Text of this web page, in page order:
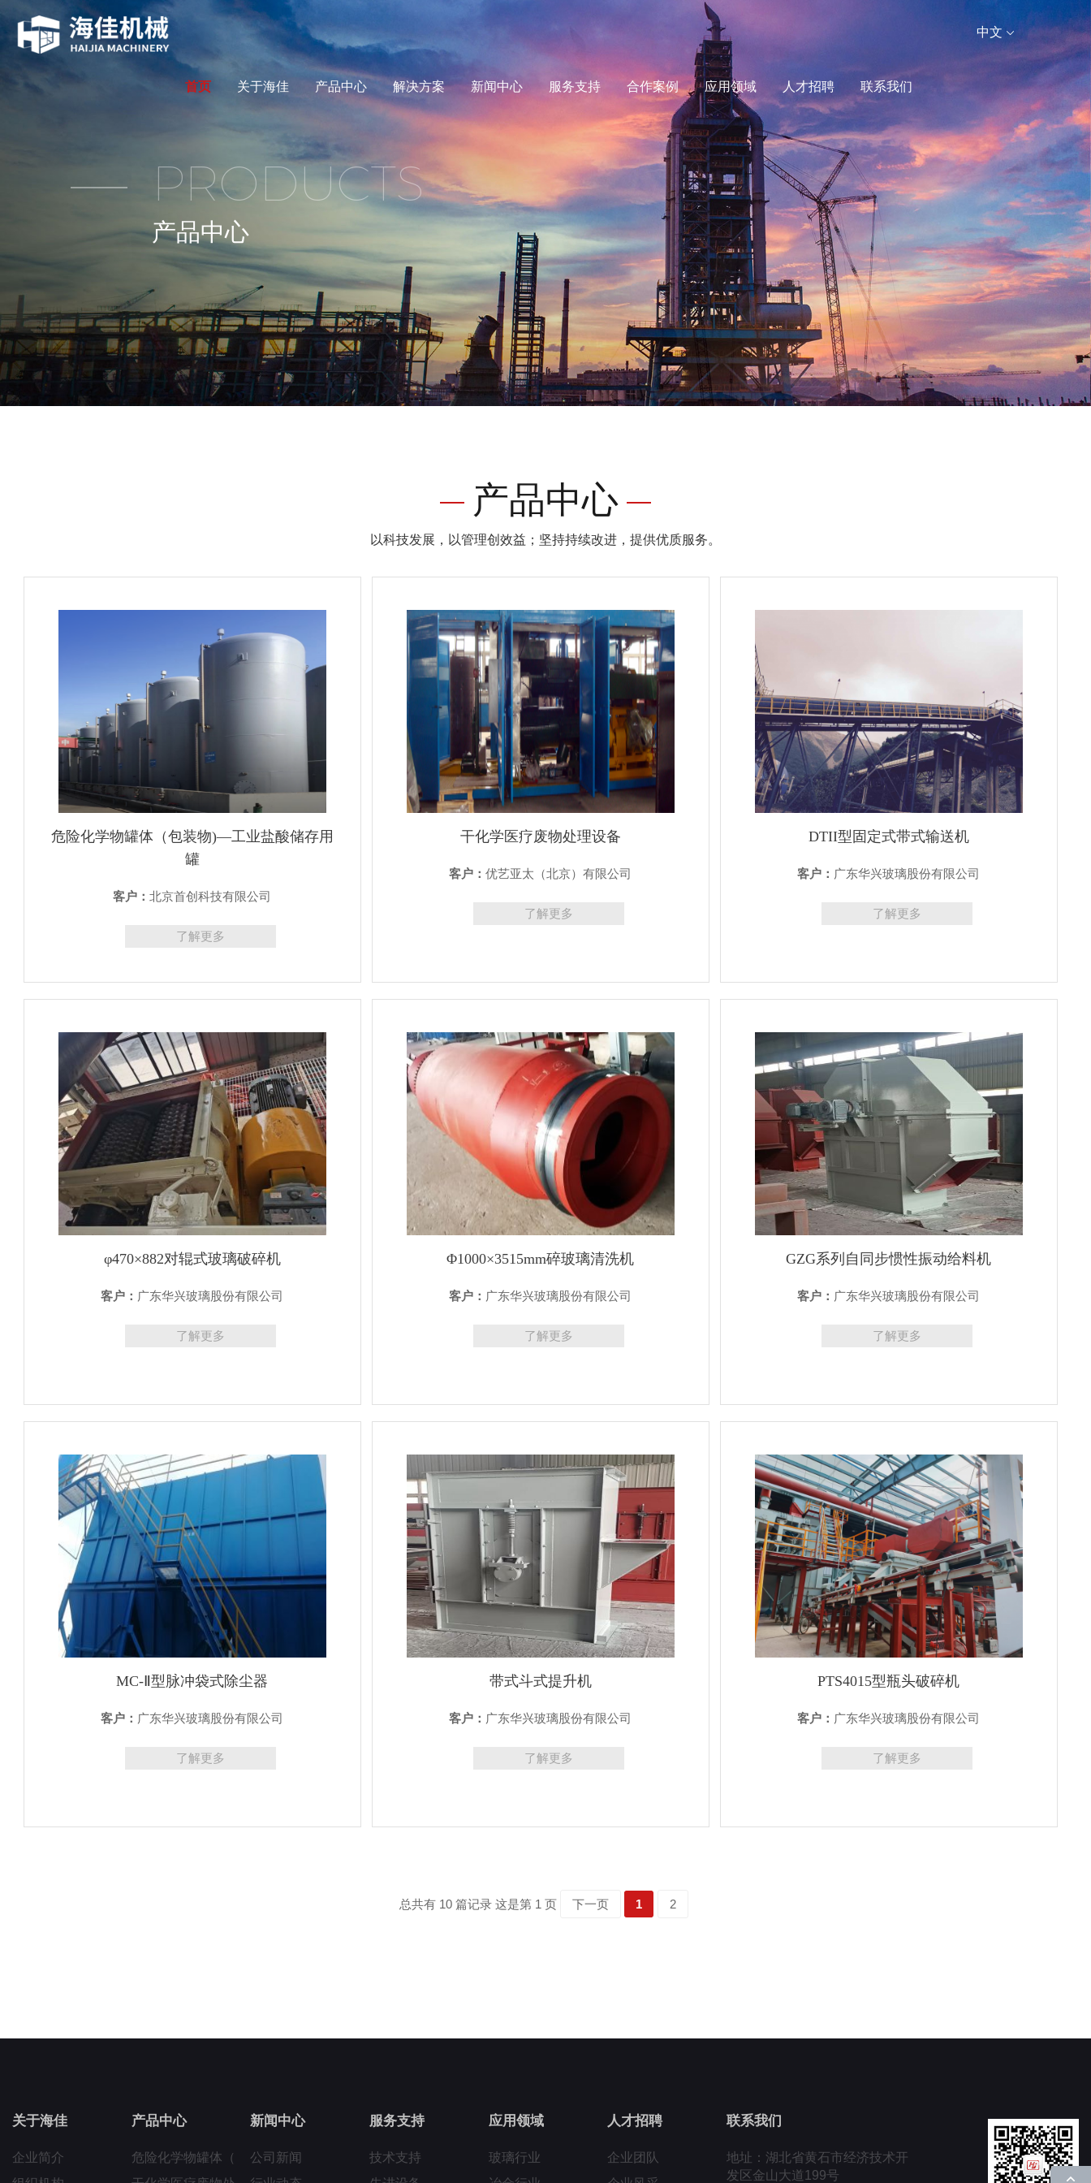
中文
首页 关于海佳 产品中心 解决方案 新闻中心 服务支持 合作案例 应用领域 人才招聘 联系我们
PRODUCTS
产品中心
产品中心
以科技发展，以管理创效益；坚持持续改进，提供优质服务。
危险化学物罐体（包装物)—工业盐酸储存用
罐
客户： 北京首创科技有限公司
了解更多
干化学医疗废物处理设备
客户： 优艺亚太（北京）有限公司
了解更多
DTII型固定式带式输送机
客户： 广东华兴玻璃股份有限公司
了解更多
φ470×882对辊式玻璃破碎机
客户： 广东华兴玻璃股份有限公司
了解更多
Φ1000×3515mm碎玻璃清洗机
客户： 广东华兴玻璃股份有限公司
了解更多
GZG系列自同步惯性振动给料机
客户： 广东华兴玻璃股份有限公司
了解更多
MC-Ⅱ型脉冲袋式除尘器
客户： 广东华兴玻璃股份有限公司
了解更多
带式斗式提升机
客户： 广东华兴玻璃股份有限公司
了解更多
PTS4015型瓶头破碎机
客户： 广东华兴玻璃股份有限公司
了解更多
总共有 10 篇记录 这是第 1 页 下一页 1 2
关于海佳
企业简介
产品中心
危险化学物罐体（
新闻中心
公司新闻
服务支持
技术支持
应用领域
玻璃行业
人才招聘
企业团队
联系我们
地址：湖北省黄石市经济技术开
发区金山大道199号